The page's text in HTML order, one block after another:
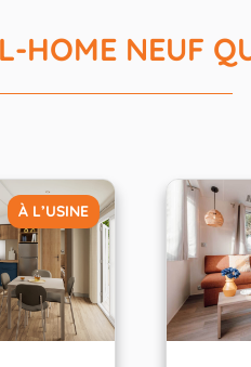
HOME NEUF
À L’USINE